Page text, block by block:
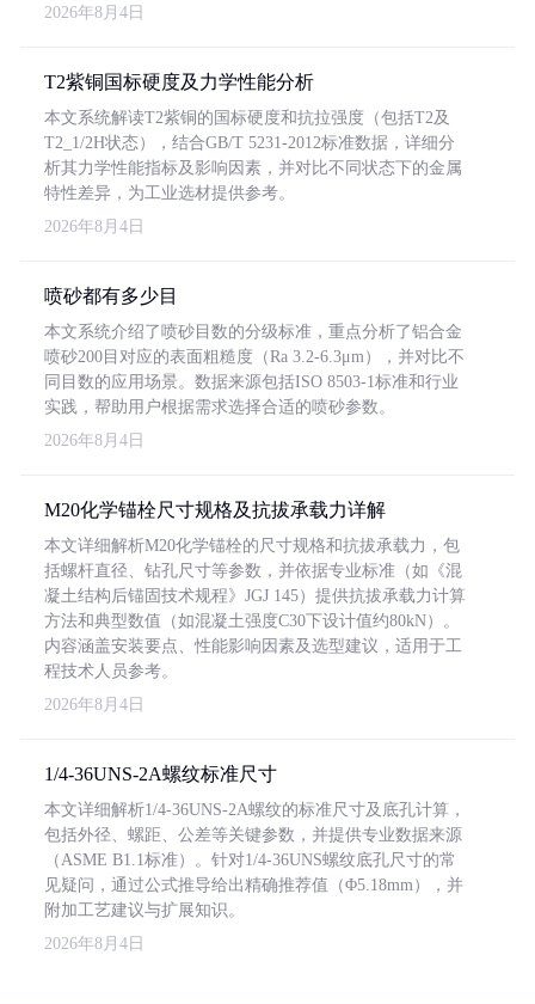
2026年8月4日
T2紫铜国标硬度及力学性能分析
本文系统解读T2紫铜的国标硬度和抗拉强度（包括T2及
T2_1/2H状态），结合GB/T 5231-2012标准数据，详细分
析其力学性能指标及影响因素，并对比不同状态下的金属
特性差异，为工业选材提供参考。
2026年8月4日
喷砂都有多少目
本文系统介绍了喷砂目数的分级标准，重点分析了铝合金
喷砂200目对应的表面粗糙度（Ra 3.2-6.3μm），并对比不
同目数的应用场景。数据来源包括ISO 8503-1标准和行业
实践，帮助用户根据需求选择合适的喷砂参数。
2026年8月4日
M20化学锚栓尺寸规格及抗拔承载力详解
本文详细解析M20化学锚栓的尺寸规格和抗拔承载力，包
括螺杆直径、钻孔尺寸等参数，并依据专业标准（如《混
凝土结构后锚固技术规程》JGJ 145）提供抗拔承载力计算
方法和典型数值（如混凝土强度C30下设计值约80kN）。
内容涵盖安装要点、性能影响因素及选型建议，适用于工
程技术人员参考。
2026年8月4日
1/4-36UNS-2A螺纹标准尺寸
本文详细解析1/4-36UNS-2A螺纹的标准尺寸及底孔计算，
包括外径、螺距、公差等关键参数，并提供专业数据来源
（ASME B1.1标准）。针对1/4-36UNS螺纹底孔尺寸的常
见疑问，通过公式推导给出精确推荐值（Φ5.18mm），并
附加工艺建议与扩展知识。
2026年8月4日